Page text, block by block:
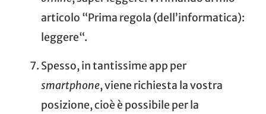
articolo “Prima regola (dell’informatica):
leggere“.
Spesso, in tantissime app per
smartphone, viene richiesta la vostra
posizione, cioè è possibile per la